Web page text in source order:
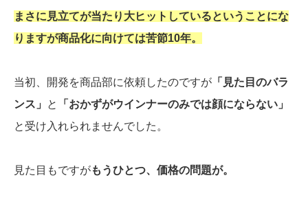
まさに見立てが当たり大ヒットしているということにな
りますが商品化に向けては苦節10年。
当初、開発を商品部に依頼したのですが 「見た目のバラ
ンス」
と
「おかずがウインナーのみでは顔にならない」
と受け入れられませんでした。
見た目もですがもうひとつ、価格の問題が。